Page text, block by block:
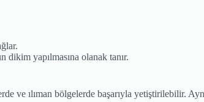
yapılmasına olanak tanır.
ve ılıman bölgelerde başarıyla yetiştirilebilir.